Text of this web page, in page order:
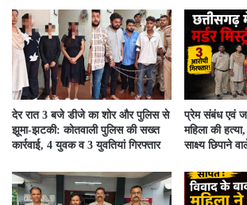
देर रात 3 बजे डीजे का शोर और पुलिस से
झूमा-झटकी: कोतवाली पुलिस की सख्त
कार्रवाई, 4 युवक व 3 युवतियां गिरफ्तार
प्रेम संबंध एवं
महिला की
साक्ष्य छिपाने